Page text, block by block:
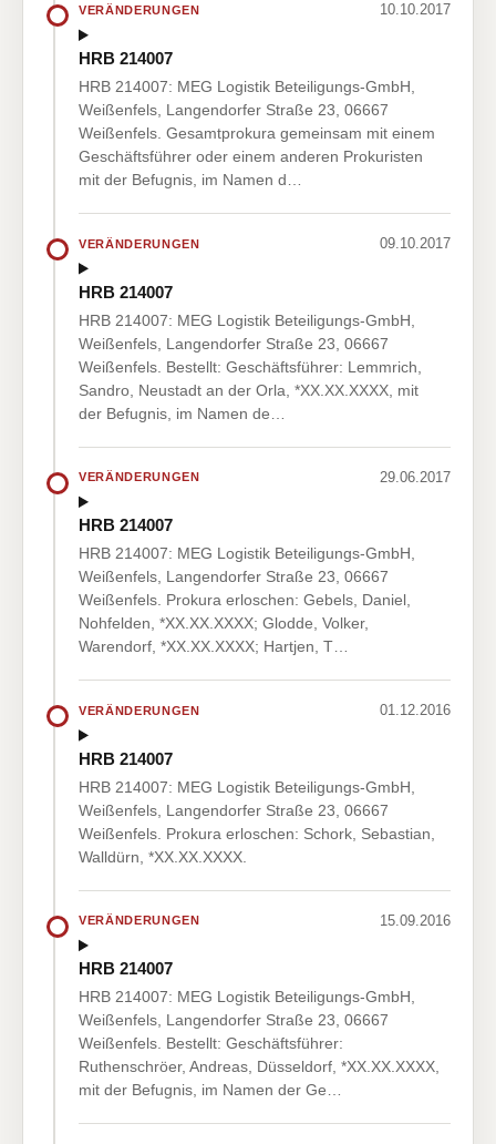
VERÄNDERUNGEN 10.10.2017
HRB 214007
HRB 214007: MEG Logistik Beteiligungs-GmbH,
Weißenfels, Langendorfer Straße 23, 06667
Weißenfels. Gesamtprokura gemeinsam mit einem
Geschäftsführer oder einem anderen Prokuristen
mit der Befugnis, im Namen d…
VERÄNDERUNGEN 09.10.2017
HRB 214007
HRB 214007: MEG Logistik Beteiligungs-GmbH,
Weißenfels, Langendorfer Straße 23, 06667
Weißenfels. Bestellt: Geschäftsführer: Lemmrich,
Sandro, Neustadt an der Orla, *XX.XX.XXXX, mit
der Befugnis, im Namen de…
VERÄNDERUNGEN 29.06.2017
HRB 214007
HRB 214007: MEG Logistik Beteiligungs-GmbH,
Weißenfels, Langendorfer Straße 23, 06667
Weißenfels. Prokura erloschen: Gebels, Daniel,
Nohfelden, *XX.XX.XXXX; Glodde, Volker,
Warendorf, *XX.XX.XXXX; Hartjen, T…
VERÄNDERUNGEN 01.12.2016
HRB 214007
HRB 214007: MEG Logistik Beteiligungs-GmbH,
Weißenfels, Langendorfer Straße 23, 06667
Weißenfels. Prokura erloschen: Schork, Sebastian,
Walldürn, *XX.XX.XXXX.
VERÄNDERUNGEN 15.09.2016
HRB 214007
HRB 214007: MEG Logistik Beteiligungs-GmbH,
Weißenfels, Langendorfer Straße 23, 06667
Weißenfels. Bestellt: Geschäftsführer:
Ruthenschröer, Andreas, Düsseldorf, *XX.XX.XXXX,
mit der Befugnis, im Namen der Ge…